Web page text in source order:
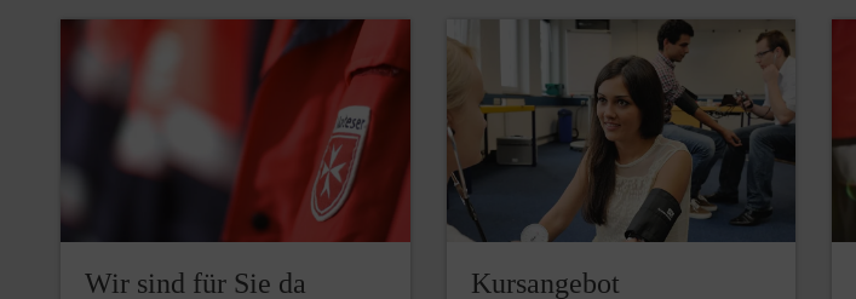
Wir sind für Sie da Kursangebot